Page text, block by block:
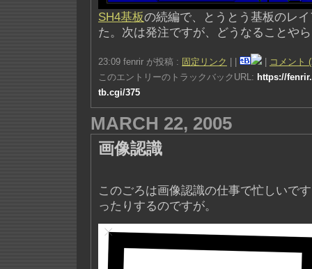
SH4基板の続編で、とうとう基板のレ
た。次は発注ですが、どうなることや
23:09 fenrir が投稿 : 固定リンク
コメント
このエントリーのトラックバックURL: https://
tb.cgi/375
MARCH 22, 2005
画像認識
このごろは画像認識の仕事で忙しいで
ったりするのですが。